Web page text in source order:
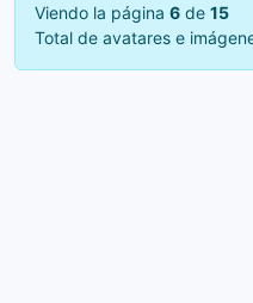
Viendo la página 6 de 15
Total de avatares e